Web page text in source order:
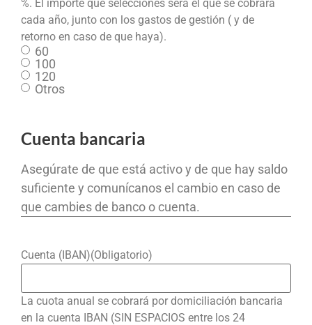
%. El importe que selecciones será el que se cobrará
cada año, junto con los gastos de gestión ( y de
retorno en caso de que haya).
60
100
120
Otros
Cuenta bancaria
Asegúrate de que está activo y de que hay saldo
suficiente y comunícanos el cambio en caso de
que cambies de banco o cuenta.
Cuenta (IBAN)(Obligatorio)
La cuota anual se cobrará por domiciliación bancaria
en la cuenta IBAN (SIN ESPACIOS entre los 24